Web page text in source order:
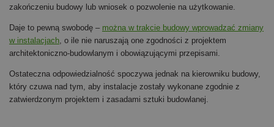
zakończeniu budowy lub wniosek o pozwolenie na użytkowanie.
Daje to pewną swobodę – można w trakcie budowy wprowadzać zmiany
w instalacjach, o ile nie naruszają one zgodności z projektem
architektoniczno-budowlanym i obowiązującymi przepisami.
Ostateczna odpowiedzialność spoczywa jednak na kierowniku budowy,
który czuwa nad tym, aby instalacje zostały wykonane zgodnie z
zatwierdzonym projektem i zasadami sztuki budowlanej.